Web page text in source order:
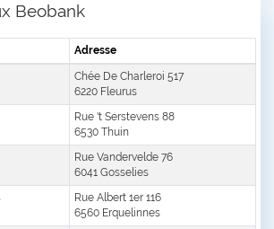
Beobank
Adresse
Chée De Charleroi 517
6220 Fleurus
Rue 't Serstevens 88
6530 Thuin
Rue Vandervelde 76
6041 Gosselies
Rue Albert 1er 116
6560 Erquelinnes